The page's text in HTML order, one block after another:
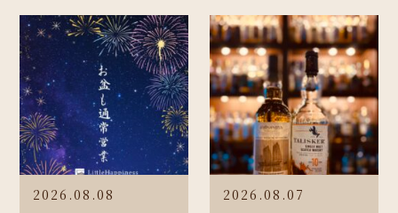
2026.08.08 2026.08.07